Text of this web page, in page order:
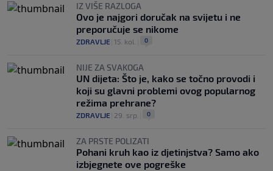
IZ VIŠE RAZLOGA
Ovo je najgori doručak na svijetu i ne
preporučuje se nikome
ZDRAVLJE 15. kol. 0
NIJE ZA SVAKOGA
UN dijeta: Što je, kako se točno provodi i
koji su glavni problemi ovog popularnog
režima prehrane?
ZDRAVLJE 29. srp. 0
ZA PRSTE POLIZATI
Pohani kruh kao iz djetinjstva? Samo ako
izbjegnete ove pogreške